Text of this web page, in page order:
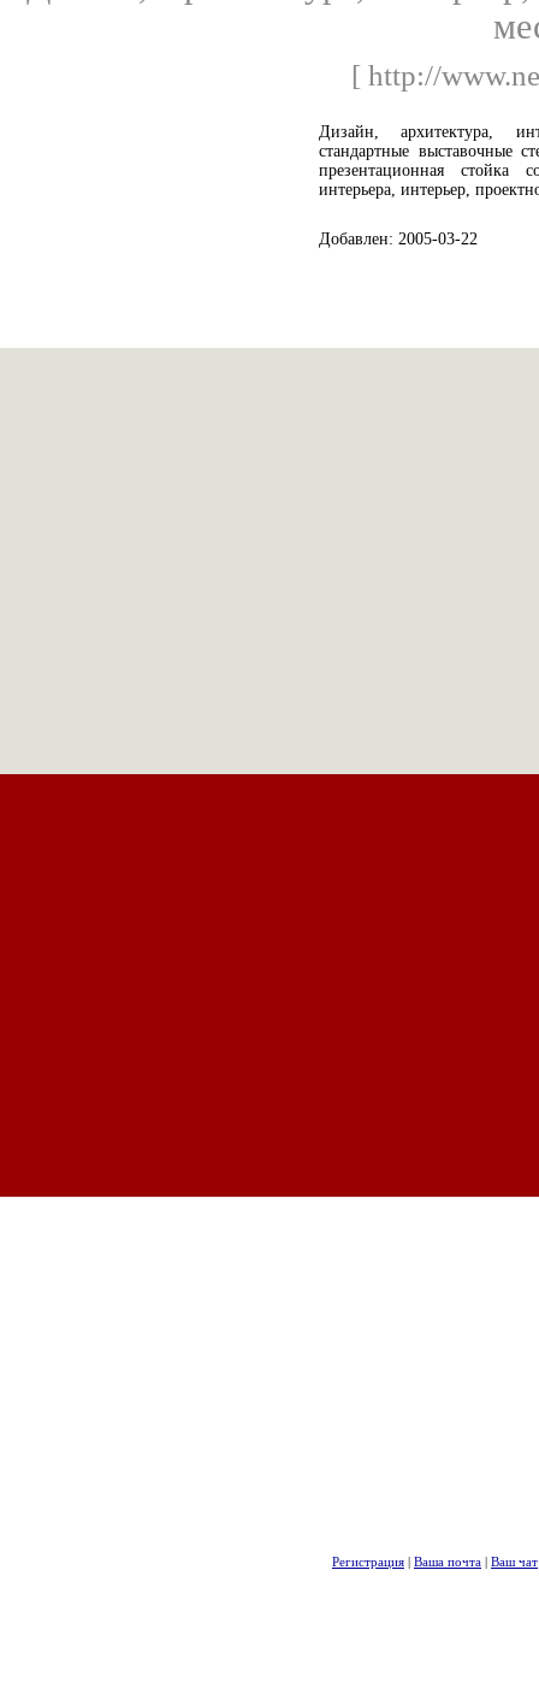
[ http://
Дизайн, архитектура,
стандартные выставочные
презентационная
интерьера, интерьер,
Добавлен: 2005-03-22
Регистрация | Ваша почта | Ваш чат